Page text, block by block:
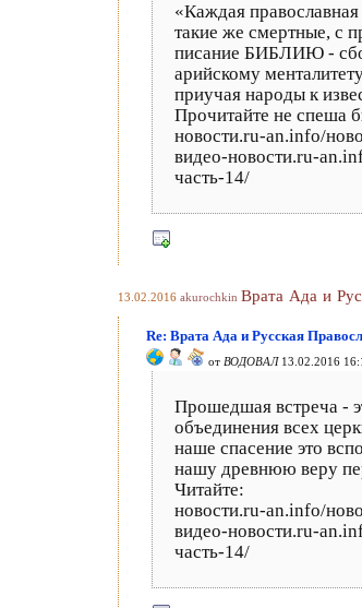
«Каждая
такие же смертные, с
писание БИБЛИЮ -
арийскому
приучая народы к
Прочитайте не спеша
новости.ru-an.info/
видео-новости.ru-
часть-14/
13.02.2016 akurochkin Врата Ада и
Re: Врата Ада и Русская
от ВОДОВАЛ13.02.2016
Прошедшая встреча -
объединения всех
наше спасение это
нашу древнюю веру
Читайте:
новости.ru-an.info/
видео-новости.ru-
часть-14/